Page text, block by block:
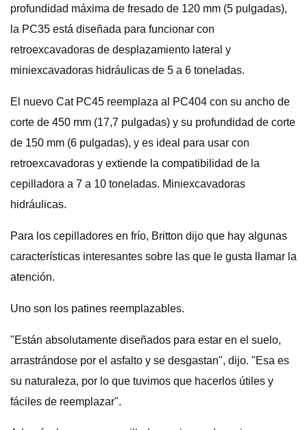
profundidad máxima de fresado de 120 mm (5 pulgadas),
la PC35 está diseñada para funcionar con
retroexcavadoras de desplazamiento lateral y
miniexcavadoras hidráulicas de 5 a 6 toneladas.
El nuevo Cat PC45 reemplaza al PC404 con su ancho de
corte de 450 mm (17,7 pulgadas) y su profundidad de corte
de 150 mm (6 pulgadas), y es ideal para usar con
retroexcavadoras y extiende la compatibilidad de la
cepilladora a 7 a 10 toneladas. Miniexcavadoras
hidráulicas.
Para los cepilladores en frío, Britton dijo que hay algunas
características interesantes sobre las que le gusta llamar la
atención.
Uno son los patines reemplazables.
"Están absolutamente diseñados para estar en el suelo,
arrastrándose por el asfalto y se desgastan", dijo. "Esa es
su naturaleza, por lo que tuvimos que hacerlos útiles y
fáciles de reemplazar".